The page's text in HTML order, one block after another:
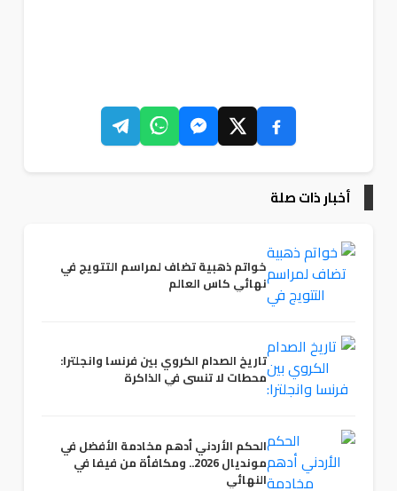
أخبار ذات صلة
خواتم ذهبية تضاف لمراسم التتويج في
نهائي كاس العالم
تاريخ الصدام الكروي بين فرنسا وانجلترا:
محطات لا تنسى في الذاكرة
الحكم الأردني أدهم مخادمة الأفضل في
مونديال 2026.. ومكافأة من فيفا في
النهائي